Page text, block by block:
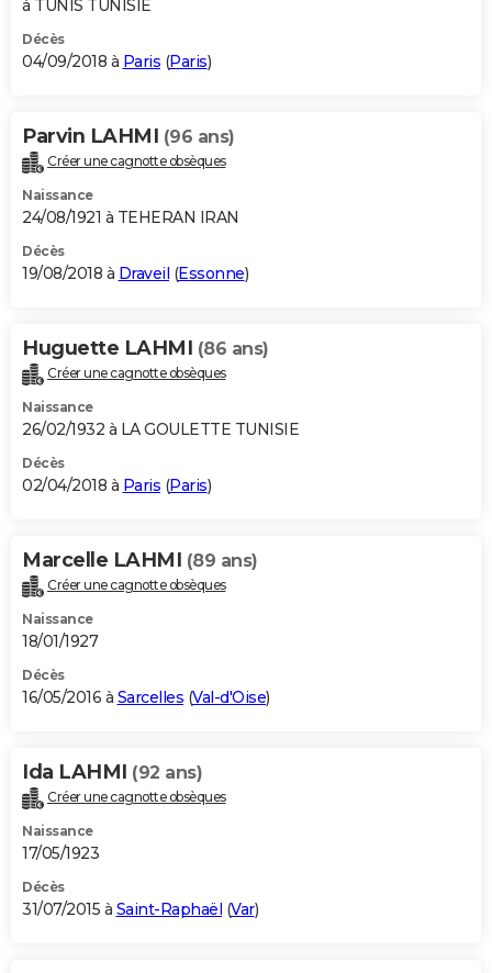
à TUNIS TUNISIE
Décès
04/09/2018 à Paris (Paris)
Parvin LAHMI (96 ans)
Créer une cagnotte obsèques
Naissance
24/08/1921 à TEHERAN IRAN
Décès
19/08/2018 à Draveil (Essonne)
Huguette LAHMI (86 ans)
Créer une cagnotte obsèques
Naissance
26/02/1932 à LA GOULETTE TUNISIE
Décès
02/04/2018 à Paris (Paris)
Marcelle LAHMI (89 ans)
Créer une cagnotte obsèques
Naissance
18/01/1927
Décès
16/05/2016 à Sarcelles (Val-d'Oise)
Ida LAHMI (92 ans)
Créer une cagnotte obsèques
Naissance
17/05/1923
Décès
31/07/2015 à Saint-Raphaël (Var)